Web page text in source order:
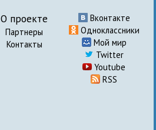
О проекте
Партнеры
Контакты
Вконтакте
Одноклассники
Мой мир
Twitter
Youtube
RSS